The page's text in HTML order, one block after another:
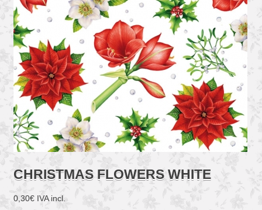
CHRISTMAS FLOWERS WHITE
0,30€ IVA incl.